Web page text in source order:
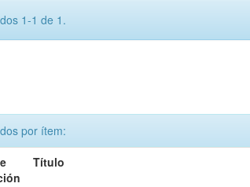
1-1 de 1.
por ítem:
Título